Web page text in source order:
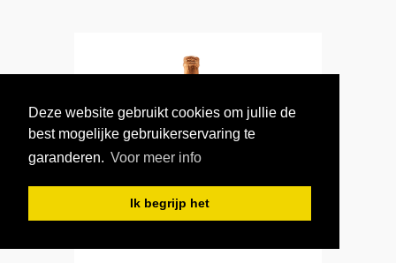
Deze website gebruikt cookies om jullie de
best mogelijke gebruikerservaring te
garanderen. Voor meer info
Ik begrijp het